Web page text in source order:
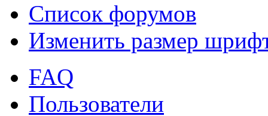
Список форумов
Изменить размер
FAQ
Пользователи